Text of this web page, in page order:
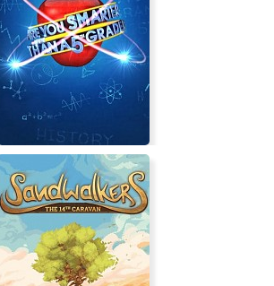
Prince Of Qin